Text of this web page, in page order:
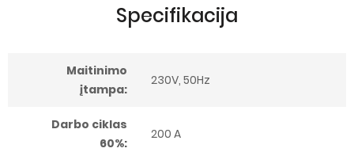
Specifikacija
Maitinimo
įtampa:
230V, 50Hz
Darbo ciklas
60%:
200 A